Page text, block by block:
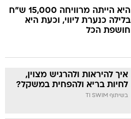
היא הייתה מרוויחה 15,000 ש"ח
בלילה כנערת ליווי, וכעת היא
חושפת הכל
איך להיראות ולהרגיש מצוין,
לחיות בריא ולהפחית במשקל?
בשיתוף TI SWIM